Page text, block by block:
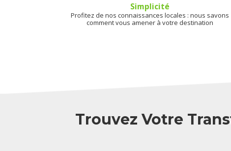
Simplicité
Profitez de nos connaissances locales : nous savons
comment vous amener à votre destination
Trouvez Votre